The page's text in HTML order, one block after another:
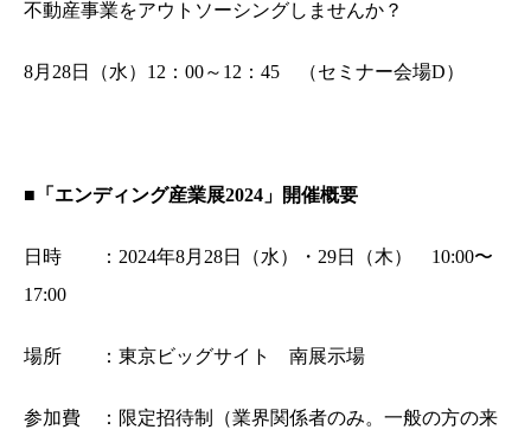
不動産事業をアウトソーシングしませんか？
8月28日（水）12：00～12：45 （セミナー会場D）
■「エンディング産業展2024」開催概要
日時 ：2024年8月28日（水）・29日（木） 10:00〜
17:00
場所 ：東京ビッグサイト 南展示場
参加費 ：限定招待制（業界関係者のみ。一般の方の来